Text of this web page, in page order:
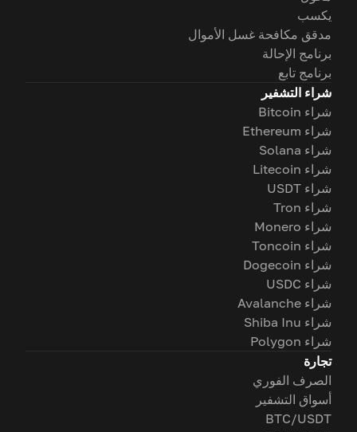
يكسب
مدقق مكافحة غسل الأموال
برنامج الإحالة
برنامج تابع
شراء التشفير
شراء Bitcoin
شراء Ethereum
شراء Solana
شراء Litecoin
شراء USDT
شراء Tron
شراء Monero
شراء Toncoin
شراء Dogecoin
شراء USDC
شراء Avalanche
شراء Shiba Inu
شراء Polygon
تجارة
الصرف الفوري
أسواق التشفير
BTC/USDT